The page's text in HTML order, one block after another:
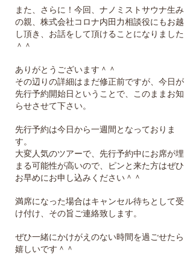
また、さらに！今回、ナノミストサウナ生み
の親、株式会社コロナ内田力相談役にもお越
し頂き、お話をして頂けることになりました
＾＾
ありがとうございます＾＾
その辺りの詳細はまだ修正前ですが、今日が
先行予約開始日ということで、このままお知
らせさせて下さい。
先行予約は今日から一週間となっておりま
す。
大変人気のツアーで、先行予約中にお席が埋
まる可能性が高いので、ピンと来た方はぜひ
お早めにお申し込みください＾＾
満席になった場合はキャンセル待ちとして受
け付け、その旨ご連絡致します。
ぜひ一緒にかけがえのない時間を過ごせたら
嬉しいです＾＾